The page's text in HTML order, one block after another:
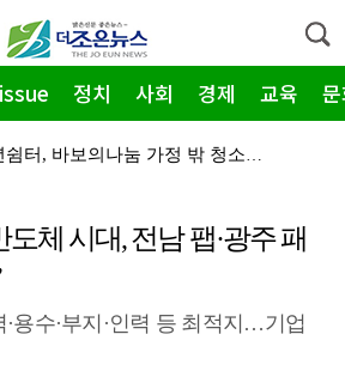
정치 사회 경제 교육
광주시남자단기청소년쉼터, 바보의나눔 가정 밖 청소년 A…
음이음 4천만원 사업비 전달
염 '심각'…통합지원단 출정
중소벤처기업부, 2026년 지방소멸대응 유공 포상 후보…
체 시대, 전남 팹·광주 패
용수·부지·인력 등 최적지…기업